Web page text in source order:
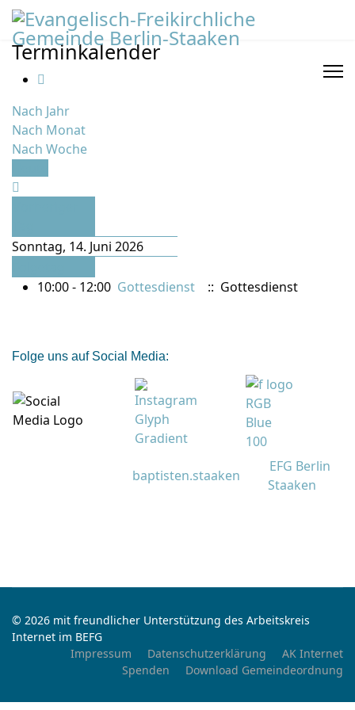
Terminkalender
Nach Jahr
Nach Monat
Nach Woche
Sonntag, 14. Juni 2026
10:00 - 12:00 Gottesdienst :: Gottesdienst
Folge uns auf Social Media:
baptisten.staaken
EFG Berlin
Staaken
© 2026 mit freundlicher Unterstützung des Arbeitskreis
Internet im BEFG
Impressum
Datenschutzerklärung
AK Internet
Spenden
Download Gemeindeordnung